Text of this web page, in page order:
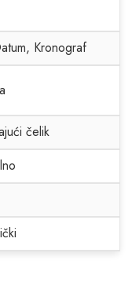
Kronograf
čelik